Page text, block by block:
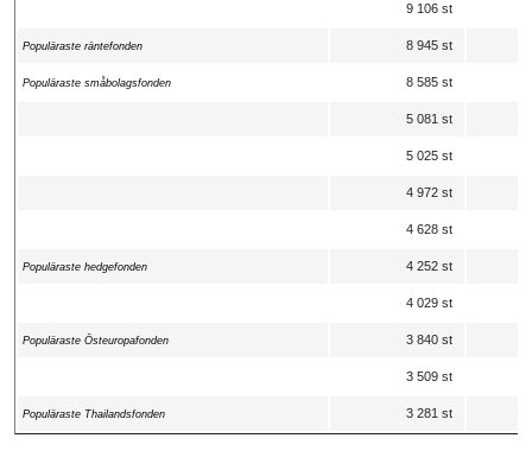
9 106 st
Populäraste räntefonden 8 945 st
Populäraste småbolagsfonden 8 585 st
5 081 st
5 025 st
4 972 st
4 628 st
Populäraste hedgefonden 4 252 st
4 029 st
Populäraste Östeuropafonden 3 840 st
3 509 st
Populäraste Thailandsfonden 3 281 st